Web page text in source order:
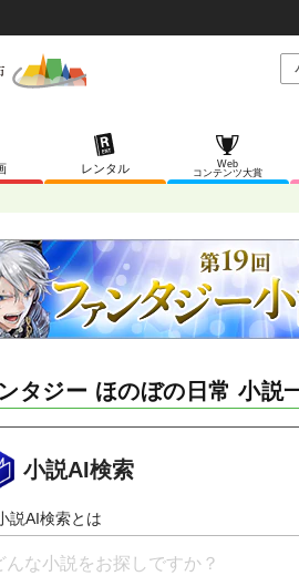
レンタル
Web
コンテンツ大賞
タジー ほのぼの日常 小説
小説AI検索
説AI検索とは